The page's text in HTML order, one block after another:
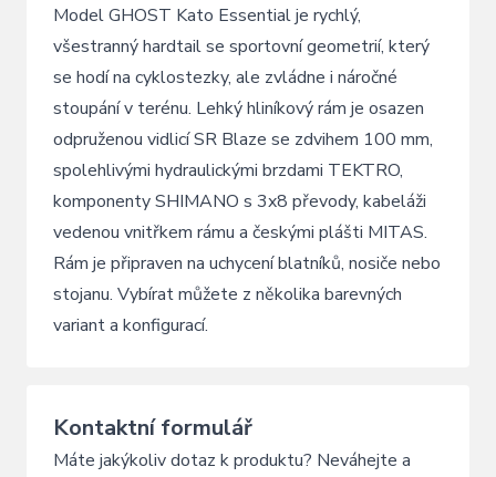
Model GHOST Kato Essential je rychlý,
všestranný hardtail se sportovní geometrií, který
se hodí na cyklostezky, ale zvládne i náročné
stoupání v terénu. Lehký hliníkový rám je osazen
odpruženou vidlicí SR Blaze se zdvihem 100 mm,
spolehlivými hydraulickými brzdami TEKTRO,
komponenty SHIMANO s 3x8 převody, kabeláži
vedenou vnitřkem rámu a českými plášti MITAS.
Rám je připraven na uchycení blatníků, nosiče nebo
stojanu. Vybírat můžete z několika barevných
variant a konfigurací.
Kontaktní formulář
Máte jakýkoliv dotaz k produktu? Neváhejte a